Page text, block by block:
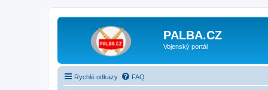
PALBA.CZ
Vojenský portál
Rychlé odkazy FAQ